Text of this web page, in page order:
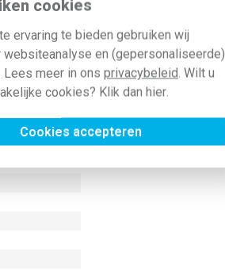
cookies
ervaring te bieden gebruiken wij
en (gepersonaliseerde)
meer in ons privacybeleid. Wilt u
cookies? Klik dan hier.
Cookies accepteren